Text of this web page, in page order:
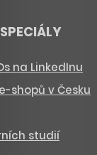
na LinkedInu
shopů v Česku
studií